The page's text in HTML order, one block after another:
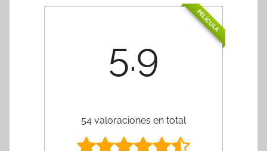
PELÍCULA
5.9
54 valoraciones en total